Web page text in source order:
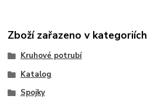
Zboží zařazeno v kategoriích
Kruhové potrubí
Katalog
Spojky